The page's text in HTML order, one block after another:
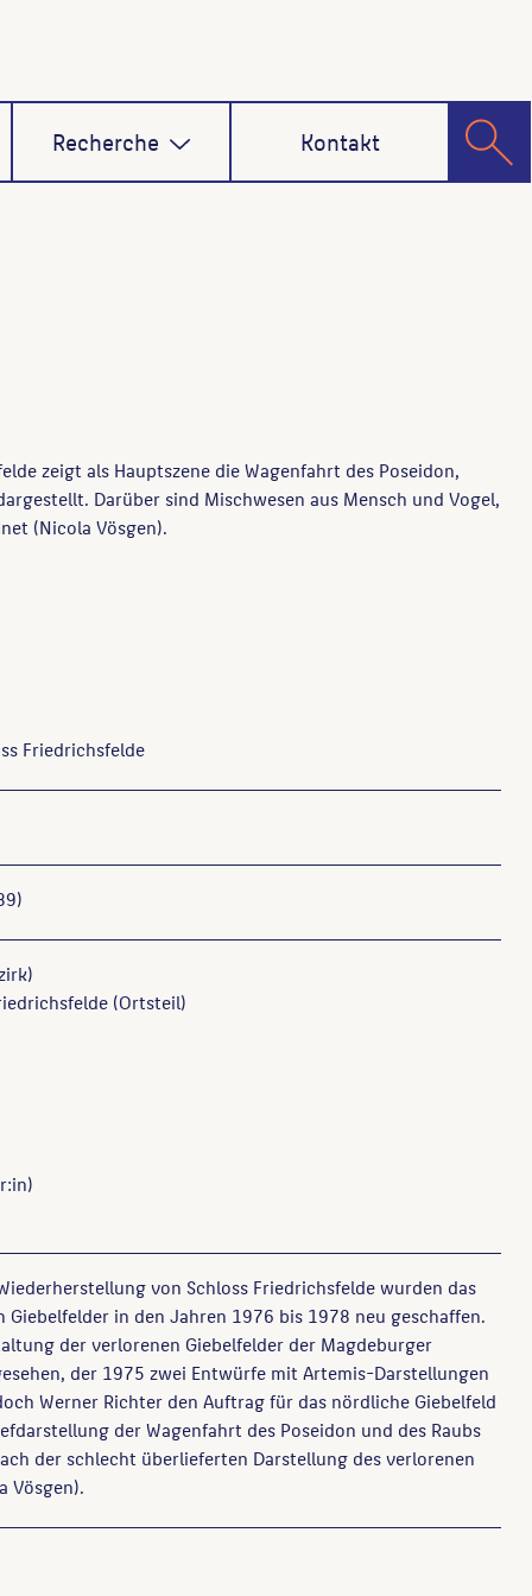
Recherche Kontakt
zeigt als Hauptszene die Wagenfahrt des Poseidon,
Darüber sind Mischwesen aus Mensch und Vogel,
(Nicola Vösgen).
Friedrichsfelde
(Ortsteil)
von Schloss Friedrichsfelde wurden das
Giebelfelder in den Jahren 1976 bis 1978 neu geschaffen.
der verlorenen Giebelfelder der Magdeburger
der 1975 zwei Entwürfe mit Artemis-Darstellungen
Werner Richter den Auftrag für das nördliche Giebelfeld
der Wagenfahrt des Poseidon und des Raubs
der schlecht überlieferten Darstellung des verlorenen
Vösgen).